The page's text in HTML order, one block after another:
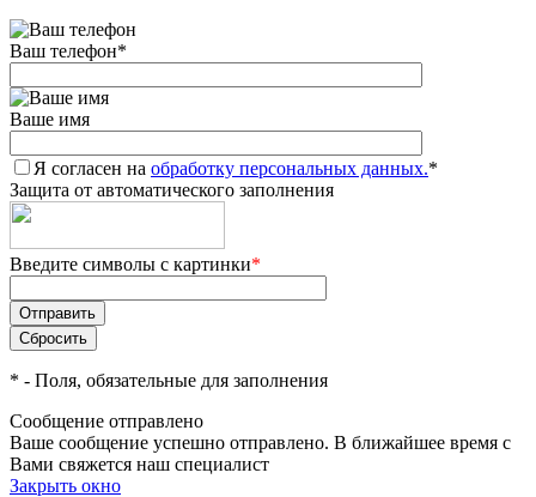
Ваш телефон*
Ваше имя
Я согласен на обработку персональных данных.*
Защита от автоматического заполнения
Введите символы с картинки*
* - Поля, обязательные для заполнения
Сообщение отправлено
Ваше сообщение успешно отправлено. В ближайшее время с
Вами свяжется наш специалист
Закрыть окно